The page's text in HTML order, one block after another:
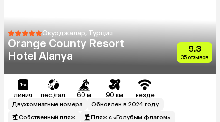
Окурджалар, Турция
Orange County Resort
Hotel Alanya
9.3
35 отзывов
линия пес./гал. 60 м 90 км везде
Двухкомнатные номера
Обновлен в 2024 году
Собственный пляж
Пляж с «Голубым флагом»